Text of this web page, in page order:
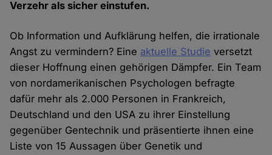
Verzehr als sicher einstufen.
Ob Information und Aufklärung helfen, die irrationale
Angst zu vermindern? Eine aktuelle Studie versetzt
dieser Hoffnung einen gehörigen Dämpfer. Ein Team
von nordamerikanischen Psychologen befragte
dafür mehr als 2.000 Personen in Frankreich,
Deutschland und den USA zu ihrer Einstellung
gegenüber Gentechnik und präsentierte ihnen eine
Liste von 15 Aussagen über Genetik und